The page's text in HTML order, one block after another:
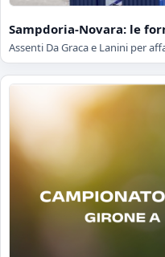
Sampdoria-Novara: le
Assenti Da Graca e Lanini per